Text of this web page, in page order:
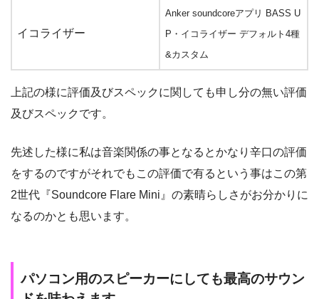
イコライザー
Anker soundcoreアプリ BASS U
P・イコライザー デフォルト4種
&カスタム
上記の様に評価及びスペックに関しても申し分の無い評価
及びスペックです。
先述した様に私は音楽関係の事となるとかなり辛口の評価
をするのですがそれでもこの評価で有るという事はこの第
2世代『Soundcore Flare Mini』の素晴らしさがお分かりに
なるのかとも思います。
パソコン用のスピーカーにしても最高のサウン